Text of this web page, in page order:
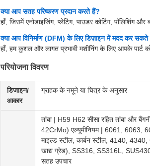
क्या आप सतह परिष्करण प्रदान करते हैं?
हाँ, जिसमें एनोडाइजिंग, प्लेटिंग, पाउडर कोटिंग, पॉलिशिंग
क्या आप विनिर्माण (DFM) के लिए डिज़ाइन में मदद कर सकते
हाँ, हम कुशल और लागत प्रभावी मशीनिंग के लिए आपके
परियोजना विवरण
डिजाइन/
आकार
ग्राहक के नमूने या चित्र के अनुसार
तांबा | H59 H62 सीसा रहित तांबा और
42CrMo) एल्यूमीनियम | 6061, 6063,
माइल्ड स्टील, कार्बन स्टील, 4140,
खाद्य ग्रेड), SS316, SS316L,
सतह उपचार